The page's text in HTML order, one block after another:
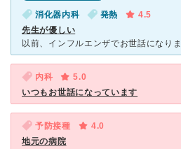
消化器内科 発熱
4.5
先生が優しい
内科
5.0
いつもお世話になっています
予防接種
4.0
地元の病院